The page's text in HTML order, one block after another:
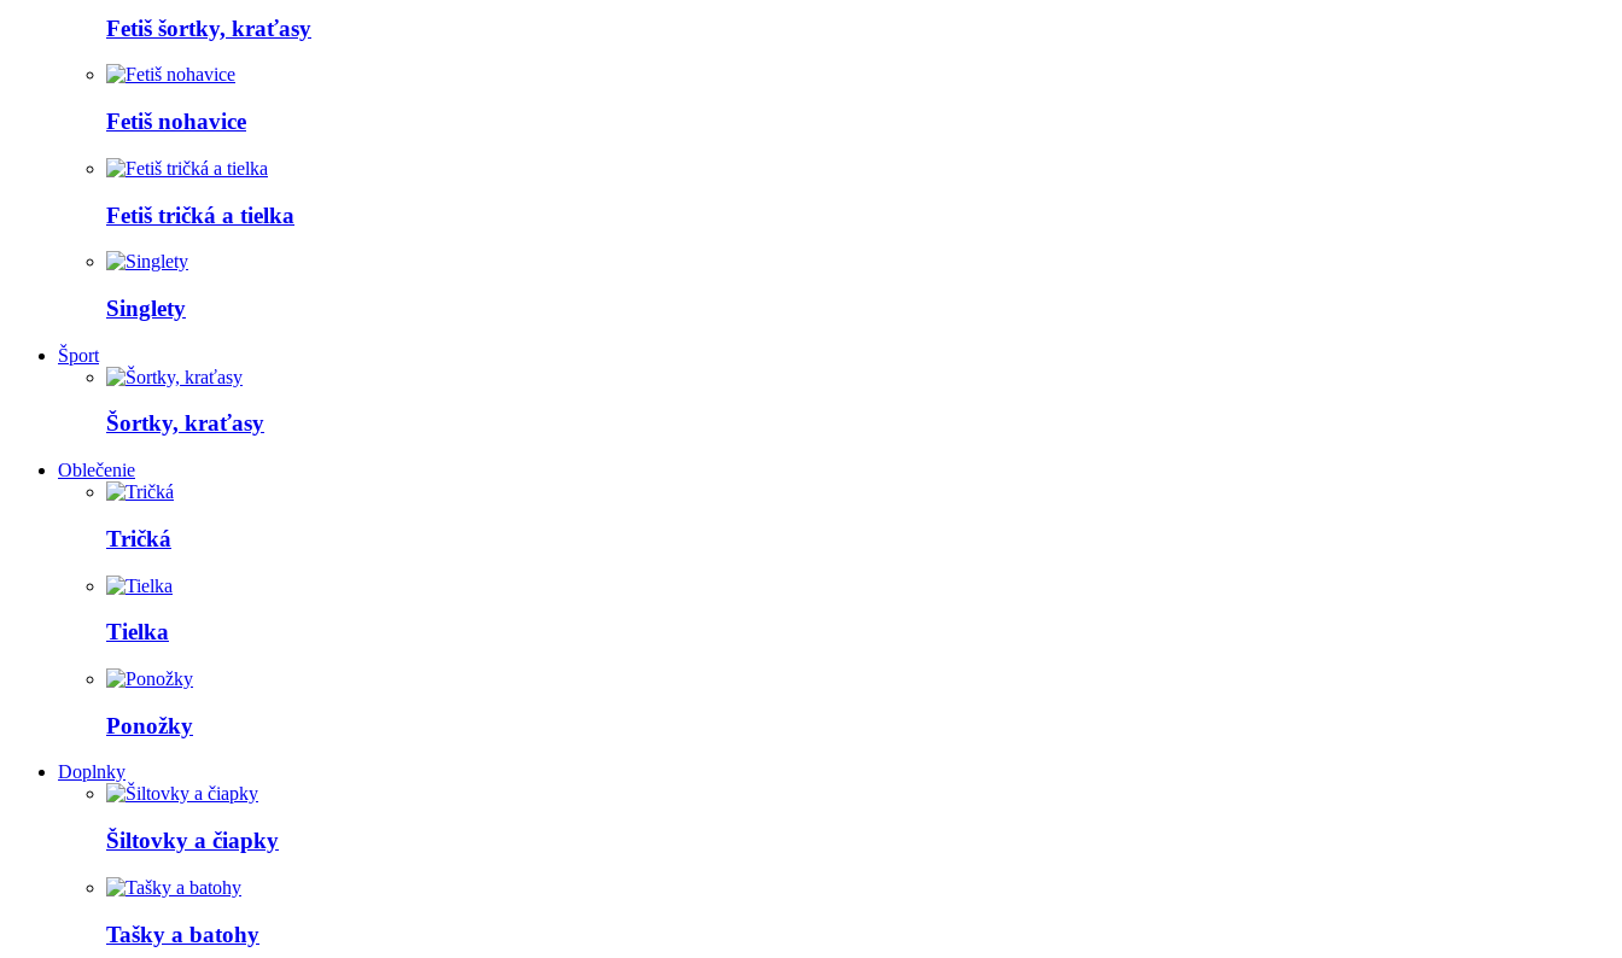
Fetiš šortky, kraťasy
Fetiš nohavice
Fetiš tričká a tielka
Singlety
Šport
Šortky, kraťasy
Oblečenie
Tričká
Tielka
Ponožky
Doplnky
Šiltovky a čiapky
Tašky a batohy